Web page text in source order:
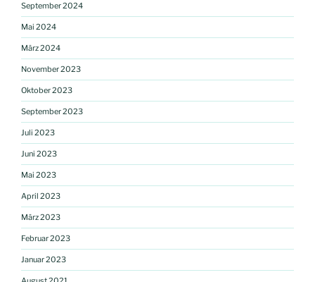
September 2024
Mai 2024
März 2024
November 2023
Oktober 2023
September 2023
Juli 2023
Juni 2023
Mai 2023
April 2023
März 2023
Februar 2023
Januar 2023